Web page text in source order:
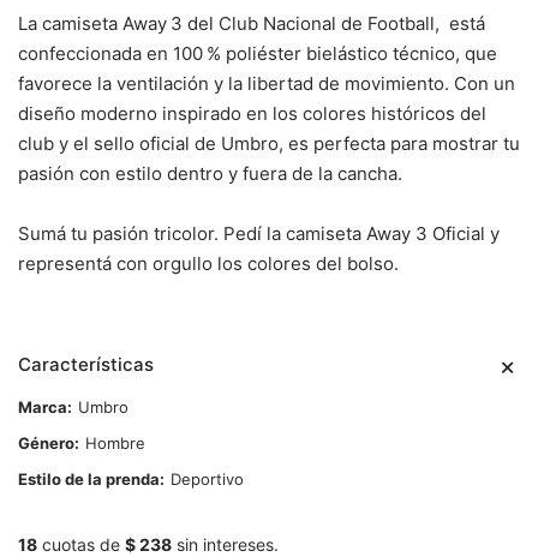
La camiseta Away 3 del Club Nacional de Football, está
confeccionada en 100 % poliéster bielástico técnico, que
favorece la ventilación y la libertad de movimiento. Con un
diseño moderno inspirado en los colores históricos del
club y el sello oficial de Umbro, es perfecta para mostrar tu
pasión con estilo dentro y fuera de la cancha.
Sumá tu pasión tricolor. Pedí la camiseta Away 3 Oficial y
representá con orgullo los colores del bolso.
Características
Marca
Umbro
Género
Hombre
Estilo de la prenda
Deportivo
18 cuotas de $ 238 sin intereses.